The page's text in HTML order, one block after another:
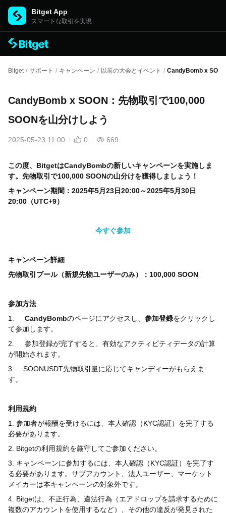
Bitget App
スマートな取引を実現
Bitget / サポート / キャンペーン / 以前の大会とイベント / CandyBomb x
CandyBomb x SOON：先物取引で100,000
SOONを山分けしよう
2025-05-23 11:00 0 669
この度、 BitgetはCandyBombの新しいキャンペーンを実施しま
す。先物取引で100,000 SOONの山分けを獲得しましょう！
キャンペーン期間： 2025年5月23日20:00～2025年5月30日
20:00（UTC+9）
今すぐ参加
キャンペーン詳細
先物取引プール（新規先物ユーザーのみ）：100,000 SOON
参加方法
1.
CandyBombのページにアクセスし、 参加登録をクリックし
て参加します。
2.
参加登録が完了すると、有効なアクティビティデータの計算
が開始されます。
3.
SOONUSDT先物取引量に応じてキャンディーがもらえま
す。
利用規約
1. 参加者が報酬を受けるには、本人確認（KYC認証）を完了する
必要があります。
2. Bitgetの利用規約を厳守してご参加ください。
3. キャンペーンに参加するには、本人確認（KYC認証）を完了す
る必要があります。サブアカウント、法人ユーザー、マーケット
メイカーは本キャンペーンの対象外です。
4. Bitgetは、不正行為、違法行為（エアドロップを請求するために
複数のアカウントを使用するなど）、その他の違反が発見された